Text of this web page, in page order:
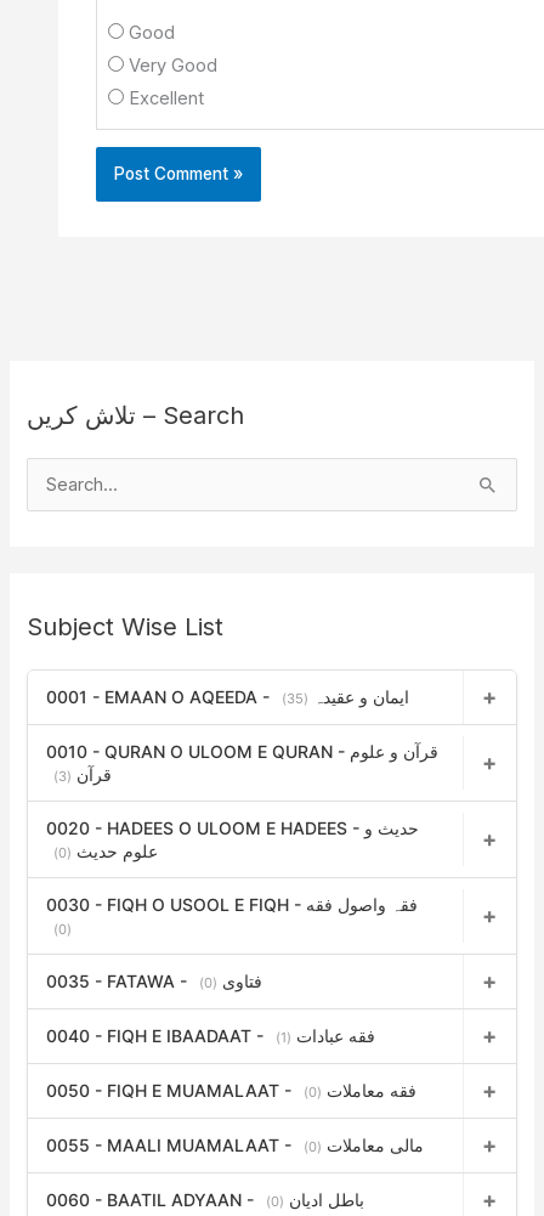
Good
Very Good
Excellent
تلاش کریں – Search
c
h
:
Subject Wise List
0001 - EMAAN O AQEEDA - ایمان و عقیدہ (35)
0010 - QURAN O ULOOM E QURAN - قرآن و علوم
قرآن (3)
0020 - HADEES O ULOOM E HADEES - حدیث و
علوم حدیث (0)
0030 - FIQH O USOOL E FIQH - فقہ واصول فقه
(0)
0035 - FATAWA - فتاوی (0)
0040 - FIQH E IBAADAAT - فقه عبادات (1)
0050 - FIQH E MUAMALAAT - فقه معاملات (0)
0055 - MAALI MUAMALAAT - مالی معاملات (0)
0060 - BAATIL ADYAAN - باطل ادیان (0)